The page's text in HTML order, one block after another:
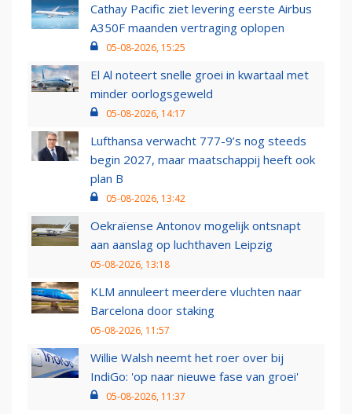
Cathay Pacific ziet levering eerste Airbus
A350F maanden vertraging oplopen
05-08-2026, 15:25
El Al noteert snelle groei in kwartaal met
minder oorlogsgeweld
05-08-2026, 14:17
Lufthansa verwacht 777-9’s nog steeds
begin 2027, maar maatschappij heeft ook
plan B
05-08-2026, 13:42
Oekraïense Antonov mogelijk ontsnapt
aan aanslag op luchthaven Leipzig
05-08-2026, 13:18
KLM annuleert meerdere vluchten naar
Barcelona door staking
05-08-2026, 11:57
Willie Walsh neemt het roer over bij
IndiGo: 'op naar nieuwe fase van groei'
05-08-2026, 11:37